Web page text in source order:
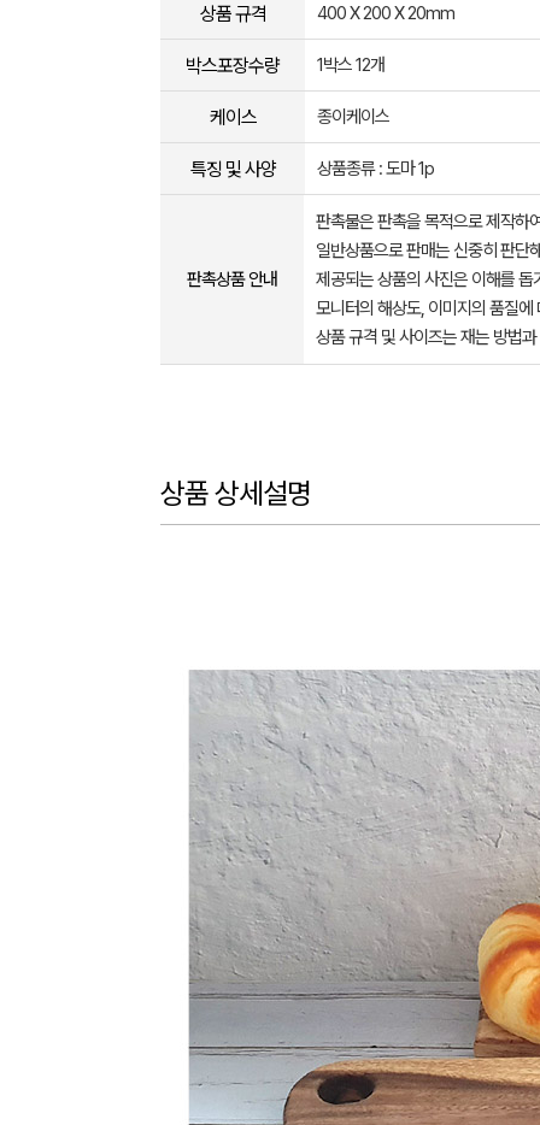
상품 규격 400 X 200 X 20mm
박스포장수량 1박스 12개
케이스 종이케이스
특징 및 사양 상품종류 : 도마 1p
판촉상품 안내
판촉물은 판촉을 목적으로 제작하
일반상품으로 판매는 신중히 판단
제공되는 상품의 사진은 이해를
모니터의 해상도, 이미지의 품질
상품 규격 및 사이즈는 재는 방법
상품 상세설명